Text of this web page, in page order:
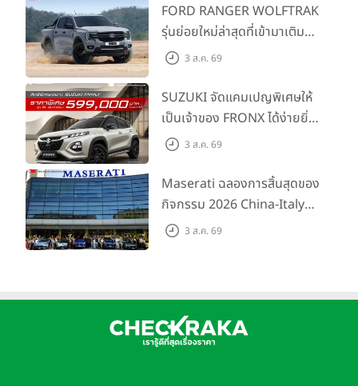
FORD RANGER WOLFTRAK
รุ่นย่อยใหม่ล่าสุดที่เข้ามาเติม
เต็มไลน์อัป พร้อมตอบโจทย์ทุก
พร้อมลุย ด้วยราคาพิเศษเริ่ม
ต้นที่ 9.49 แสนบาท
3 ส.ค. 69
SUZUKI จัดแคมเปญพิเศษให้
เป็นเจ้าของ FRONX ได้ง่ายยิ่ง
ขึ้นสำหรับรุ่น GL ราคาพิเศษ
200 คัน พร้อมข้อเสนอสุดคุ้ม
3 ส.ค. 69
Maserati ฉลองการสิ้นสุดของ
กิจกรรม 2026 China-Italy
Grand Tour ณ สำนักงาน
3 ส.ค. 69